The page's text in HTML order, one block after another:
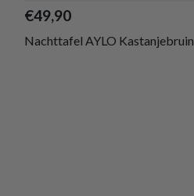
€49,90
Nachttafel AYLO Kastanjebruin